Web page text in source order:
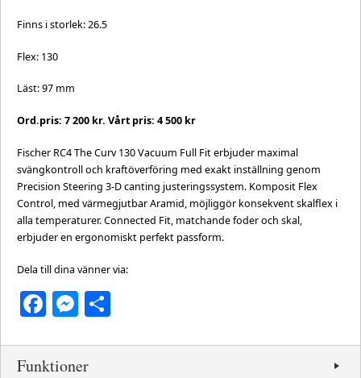
Finns i storlek: 26.5
Flex: 130
Läst: 97 mm
Ord.pris: 7 200 kr. Vårt pris: 4 500 kr
Fischer RC4 The Curv 130 Vacuum Full Fit erbjuder maximal
svängkontroll och kraftöverföring med exakt inställning genom
Precision Steering 3-D canting justeringssystem. Komposit Flex
Control, med värmegjutbar Aramid, möjliggör konsekvent skalflex i
alla temperaturer. Connected Fit, matchande foder och skal,
erbjuder en ergonomiskt perfekt passform.
Dela till dina vänner via:
Facebook
Messenger
Funktioner